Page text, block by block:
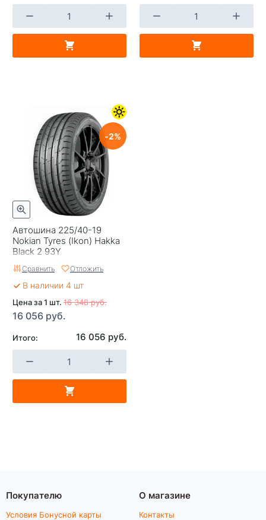
Автошина 225/40-19
Nokian Tyres (Ikon) Hakka
Black 2 93Y
2
Сравнить Отложить
В наличии 4 шт
Цена за 1 шт. 16 348 руб.
16 056 руб.
Итого: 16 056 руб.
Покупателю
Условия Бонусной карты
О магазине
Контакты